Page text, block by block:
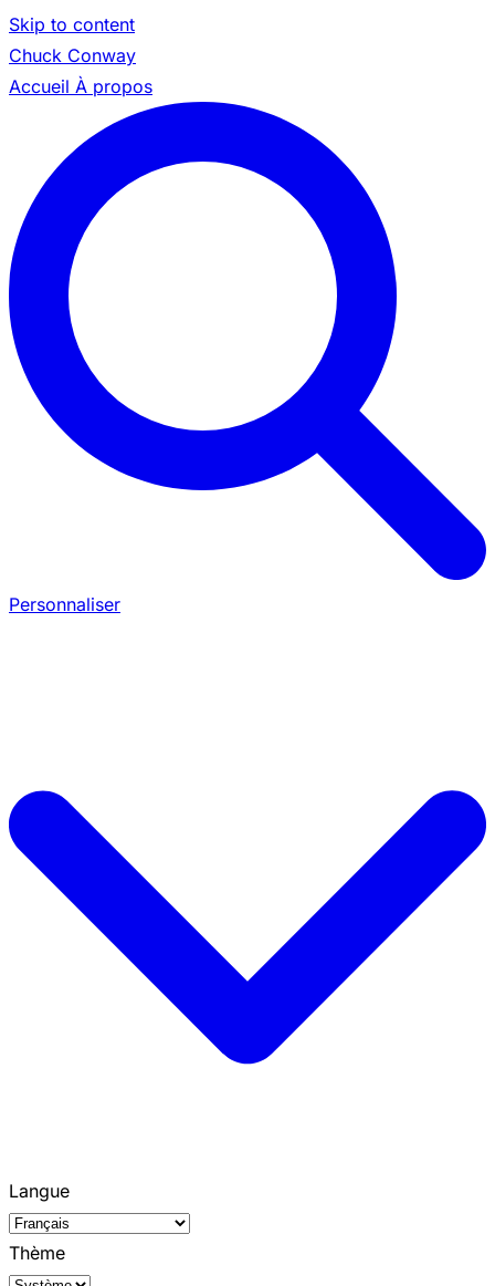
Skip to content
Chuck Conway
Accueil À propos
Personnaliser
Langue
Thème